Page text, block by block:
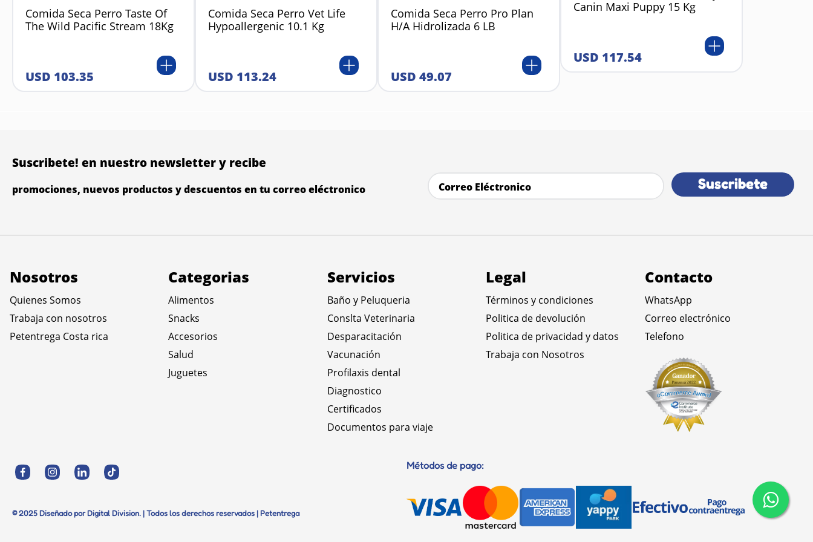
Comida Seca Perro Taste Of
The Wild Pacific Stream 18Kg
USD 103.35
Comida Seca Perro Vet Life
Hypoallergenic 10.1 Kg
USD 113.24
Comida Seca Perro Pro Plan
H/A Hidrolizada 6 LB
USD 49.07
Canin Maxi Puppy 15 Kg
USD 117.54
Suscribete! en nuestro newsletter y recibe
promociones, nuevos productos y descuentos en tu correo eléctronico Suscribete
Nosotros
Quienes Somos
Trabaja con nosotros
Petentrega Costa rica
Categorias
Alimentos
Snacks
Accesorios
Salud
Juguetes
Servicios
Baño y Peluqueria
Conslta Veterinaria
Desparacitación
Vacunación
Profilaxis dental
Diagnostico
Certificados
Documentos para viaje
Legal
Términos y condiciones
Politica de devolución
Politica de privacidad y datos
Trabaja con Nosotros
Contacto
WhatsApp
Correo electrónico
Telefono
© 2025 Diseñado por Digital Division. | Todos los derechos reservados | Petentrega
Métodos de pago: